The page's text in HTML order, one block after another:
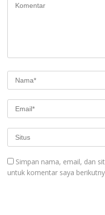
Simpan nama, email, dan
untuk komentar saya